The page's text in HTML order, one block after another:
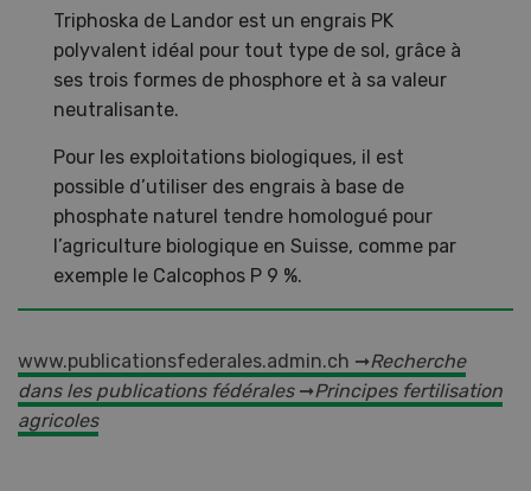
Triphoska de Landor est un engrais PK
polyvalent idéal pour tout type de sol, grâce à
ses trois formes de phosphore et à sa valeur
neutralisante.
Pour les exploitations biologiques, il est
possible d’utiliser des engrais à base de
phosphate naturel tendre homologué pour
l’agriculture biologique en Suisse, comme par
exemple le Calcophos P 9 %.
www.publicationsfederales.admin.ch ➞Recherche
dans les publications fédérales ➞Principes fertilisation
agricoles